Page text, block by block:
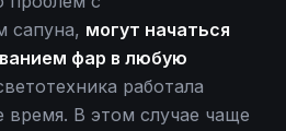
сапуна, могут начаться
фар в любую
работала
время. В этом случае чаще